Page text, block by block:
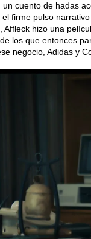
un cuento de hadas
firme pulso
Affleck hizo una
los que entonces
negocio, Adidas y